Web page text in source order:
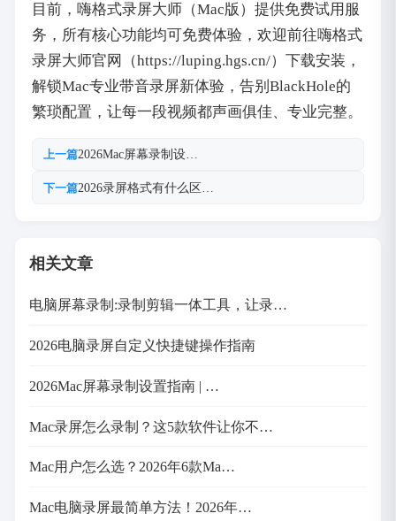
目前，嗨格式录屏大师（Mac版）提供免费试用服
务，所有核心功能均可免费体验，欢迎前往嗨格式
录屏大师官网（https://luping.hgs.cn/）下载安装，
解锁Mac专业带音录屏新体验，告别BlackHole的
繁琐配置，让每一段视频都声画俱佳、专业完整。
上一篇2026Mac屏幕录制设…
下一篇2026录屏格式有什么区…
相关文章
电脑屏幕录制:录制剪辑一体工具，让录…
2026电脑录屏自定义快捷键操作指南
2026Mac屏幕录制设置指南 | …
Mac录屏怎么录制？这5款软件让你不…
Mac用户怎么选？2026年6款Ma…
Mac电脑录屏最简单方法！2026年…